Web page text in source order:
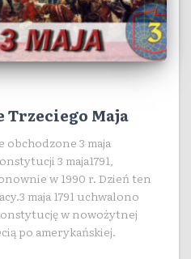
Trzeciego Maja
obchodzone 3 maja
3 maja1791,
w 1990 r. Dzień ten
maja 1791 uchwalono
w nowożytnej
po amerykańskiej.